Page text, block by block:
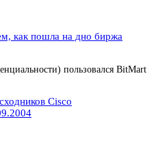
как пошла на дно биржа
пользовался BitMart
Cisco